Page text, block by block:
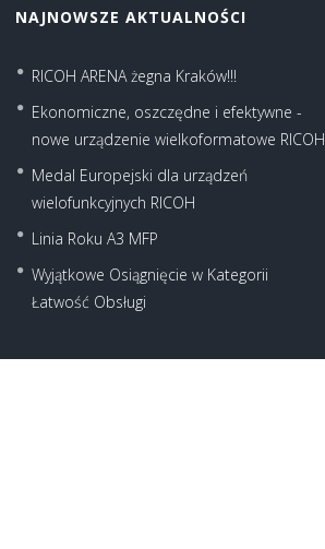
Next item
NAJNOWSZE AKTUALNOŚCI
RICOH ARENA żegna Kraków!!!
Ekonomiczne, oszczędne i efektywne -
nowe urządzenie wielkoformatowe RICOH
Medal Europejski dla urządzeń
wielofunkcyjnych RICOH
Linia Roku A3 MFP
Wyjątkowe Osiągnięcie w Kategorii
Łatwość Obsługi